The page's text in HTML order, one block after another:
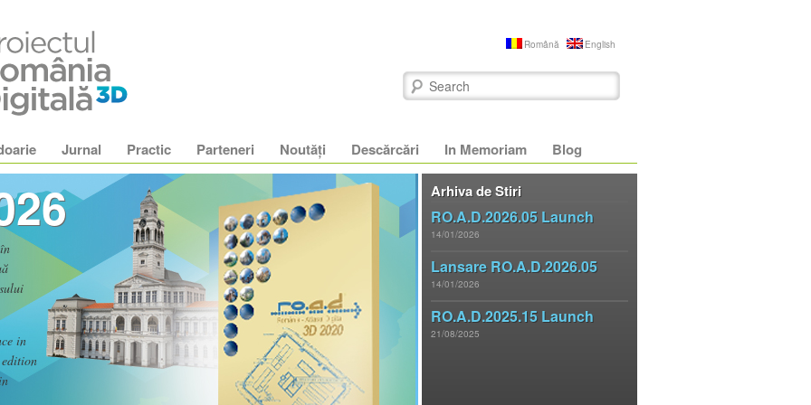
Română English
Jurnal Practic Parteneri Noutăţi Descărcări In Memoriam Blog
in
10 ani de
RO.A.D.
Sărbătorim 10 ani de RO.A.D. şi oferim
discountla toate produsele și hărțile, valabil în
toată luna decembrie 2013. Vizitaţi site-ul
Arhiva de Stiri
RO.A.D.2026.05 Launch
14/01/2026
Lansare RO.A.D.2026.05
14/01/2026
RO.A.D.2025.15 Launch
21/08/2025